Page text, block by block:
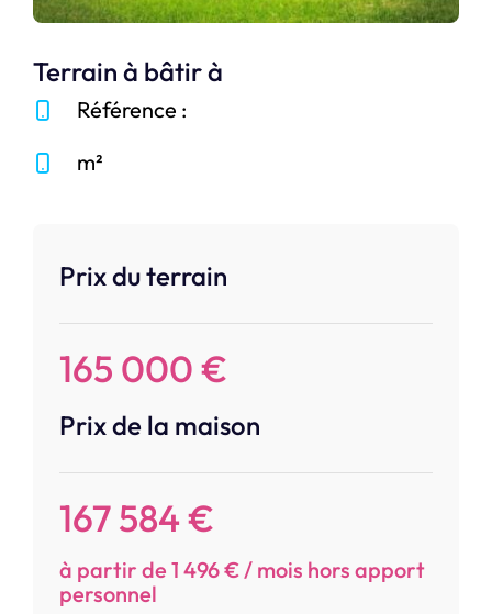
Prix du terrain
165 000 €
Prix de la maison
167 584 €
à partir de 1 496 € / mois hors apport
personnel
Terrain à bâtir à
Référence :
m²